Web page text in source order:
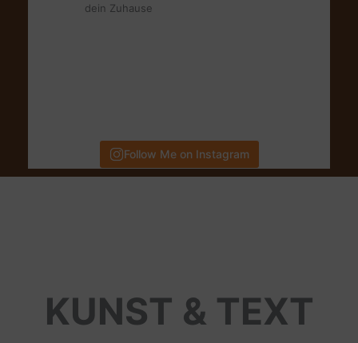
dein Zuhause
Follow Me on Instagram
KUNST & TEXT